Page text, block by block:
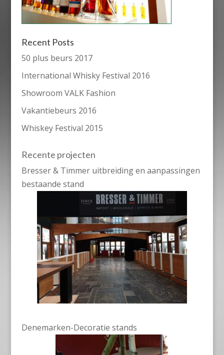
Recent Posts
50 plus beurs 2017
International Whisky Festival 2016
Showroom VALK Fashion
Vakantiebeurs 2016
Whiskey Festival 2015
Recente projecten
Bresser & Timmer uitbreiding en aanpassingen
bestaande stand
Denemarken-Decoratie stands